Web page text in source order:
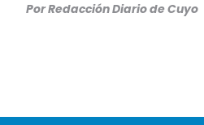
PorRedacción Diario de Cuyo